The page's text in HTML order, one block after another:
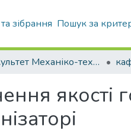
зібрання Пошук за
Факультет Механіко-технологічний
якості